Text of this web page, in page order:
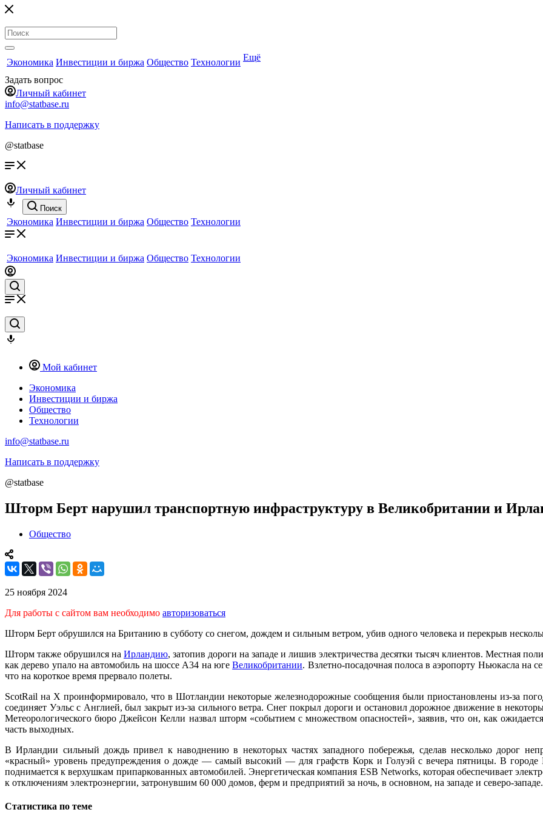
Экономика Инвестиции и биржа Общество Технологии Ещё
Задать вопрос
Личный кабинет
info@statbase.ru
Написать в поддержку
@statbase
Личный кабинет
Поиск
Экономика Инвестиции и биржа Общество Технологии
Экономика Инвестиции и биржа Общество Технологии
Мой кабинет
Экономика
Инвестиции и биржа
Общество
Технологии
info@statbase.ru
Написать в поддержку
@statbase
Шторм Берт нарушил транспортную инфраструктуру в Великобритании и
Общество
25 ноября 2024
Для работы с сайтом вам необходимо авторизоваться
Шторм Берт обрушился на Британию в субботу со снегом, дождем и сильным ветром, убив одного человека и перекрыв
Шторм также обрушился на Ирландию, затопив дороги на западе и лишив электричества десятки тысяч клиентов. Местная
как дерево упало на автомобиль на шоссе A34 на югеВеликобритании. Взлетно-посадочная полоса в аэропорту Ньюкасла на
что на короткое время прервало полеты.
ScotRail на X проинформировало, что в Шотландии некоторые железнодорожные сообщения были приостановлены из-за
соединяет Уэльс с Англией, был закрыт из-за сильного ветра. Снег покрыл дороги и остановил дорожное движение в
Метеорологического бюро Джейсон Келли назвал шторм «событием с множеством опасностей», заявив, что он, как
часть выходных.
В Ирландии сильный дождь привел к наводнению в некоторых частях западного побережья, сделав несколько дорог
«красный» уровень предупреждения о дожде — самый высокий — для графств Корк и Голуэй с вечера пятницы. В городе
поднимается к верхушкам припаркованных автомобилей. Энергетическая компания ESB Networks, которая обеспечивает
к отключениям электроэнергии, затронувшим 60 000 домов, ферм и предприятий за ночь, в основном, на западе и северо-западе.
Статистика по теме